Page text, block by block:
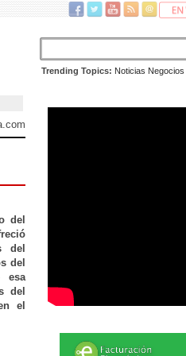
Trending Topics: Noticias Negocios
del
del
del
esa
del
el